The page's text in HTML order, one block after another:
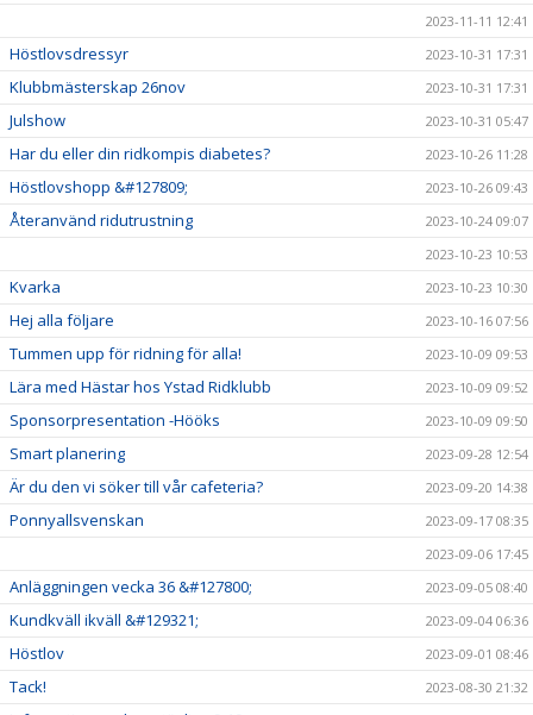
2023-11-11 12:41
Höstlovsdressyr 2023-10-31 17:31
Klubbmästerskap 26nov 2023-10-31 17:31
Julshow 2023-10-31 05:47
Har du eller din ridkompis diabetes? 2023-10-26 11:28
Höstlovshopp &#127809; 2023-10-26 09:43
Återanvänd ridutrustning
2023-10-24 09:07
2023-10-23 10:53
Kvarka 2023-10-23 10:30
Hej alla följare 2023-10-16 07:56
Tummen upp för ridning för alla! 2023-10-09 09:53
Lära med Hästar hos Ystad Ridklubb 2023-10-09 09:52
Sponsorpresentation -Hööks 2023-10-09 09:50
Smart planering 2023-09-28 12:54
Är du den vi söker till vår cafeteria? 2023-09-20 14:38
Ponnyallsvenskan
2023-09-17 08:35
2023-09-06 17:45
Anläggningen vecka 36 &#127800; 2023-09-05 08:40
Kundkväll ikväll &#129321; 2023-09-04 06:36
Höstlov 2023-09-01 08:46
Tack! 2023-08-30 21:32